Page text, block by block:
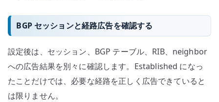
BGP セッションと経路広告を確認する
設定後は、セッション、BGP テーブル、RIB、neighbor
への広告結果を別々に確認します。Established になっ
たことだけでは、必要な経路を正しく広告できていると
は限りません。